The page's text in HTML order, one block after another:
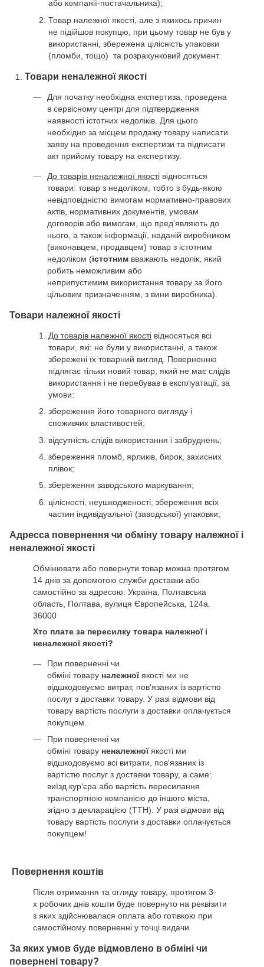
або компанії-постачальника);
Товар належної якості, але з якихось причин
не підійшов покупцю, при цьому товар не був у
використанні, збережена цілісність упаковки
(пломби, тощо) та розрахунковий документ.
Товари неналежної якості
Для початку необхідна експертиза, проведена
в сервісному центрі для підтвердження
наявності істотних недоліків. Для цього
необхідно за місцем продажу товару написати
заяву на проведення експертизи та підписати
акт прийому товару на експертизу.
До товарів неналежної якості відносяться
товари: товар з недоліком, тобто з будь-якою
невідповідністю вимогам нормативно-правових
актів, нормативних документів, умовам
договорів або вимогам, що пред’являють до
нього, а також інформації, наданій виробником
(виконавцем, продавцем) товар з істотним
недоліком (істотним вважають недолік, який
робить неможливим або
неприпустимим використання товару за його
цільовим призначенням, з вини виробника).
Товари належної якості
До товарів належної якості відносяться всі
товари, які: не були у використанні, а також
збережені їх товарний вигляд. Поверненню
підлягає тільки новий товар, який не має слідів
використання і не перебував в експлуатації, за
умови:
збереження його товарного вигляду і
споживчих властивостей;
відсутність слідів використання і забруднень;
збереження пломб, ярликів, бирок, захисних
плівок;
збереження заводського маркування;
цілісності, неушкодженості, збереження всіх
частин індивідуальної (заводської) упаковки;
Адресса повернення чи обміну товару належної і
неналежної якості
Обмінювати або повернути товар можна протягом
14 днів за допомогою служби доставки або
самостійно за адресою: Україна, Полтавська
область, Полтава, вулиця Європейська, 124а.
36000
Хто плате за пересилку товара належної і
неналежної якості?
При поверненні чи
обміні товару належноїякості ми не
відшкодовуємо витрат, пов'язаних із вартістю
послуг з доставки товару. У разі відмови від
товару вартість послуги з доставки оплачується
покупцем.
При поверненні чи
обміні товару неналежноїякості ми
відшкодовуємо всі витрати, пов'язаних із
вартістю послуг з доставки товару, а саме:
виїзд кур'єра або вартість пересилання
транспортною компанією до іншого міста,
згідно з декларацією (ТТН). У разі відмови від
товару вартість послуги з доставки оплачується
покупцем!
Повернення коштів
Після отримання та огляду товару, протягом 3-
х робочих днів кошти буде повернуто на реквізити
з яких здійснювалася оплата або готівкою при
самостійному поверненні у точці видачи
За яких умов буде відмовлено в обміні чи
повернені товару?